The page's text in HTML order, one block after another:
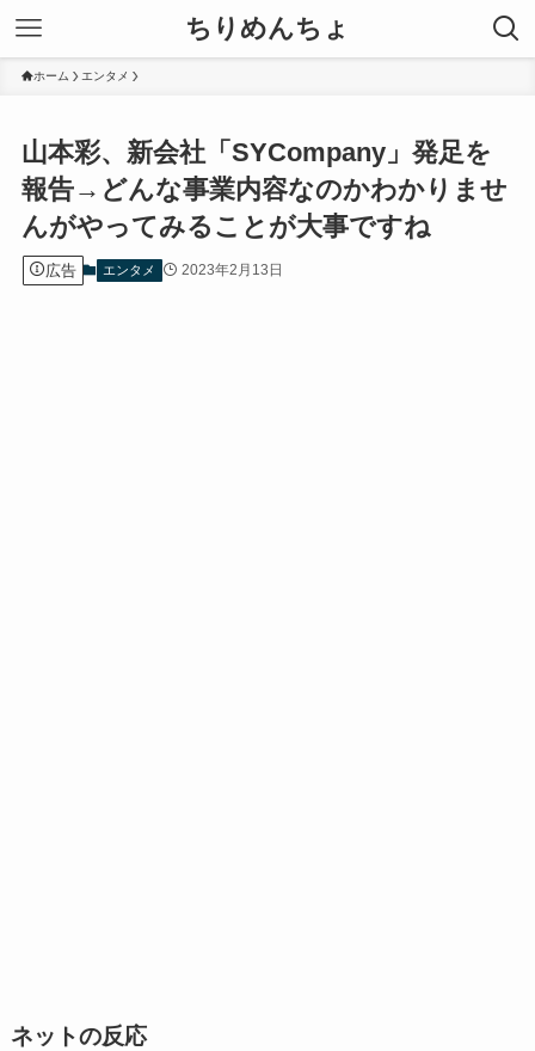
ちりめんちょ
ホーム エンタメ
山本彩、新会社「SYCompany」発足を
報告→どんな事業内容なのかわかりませ
んがやってみることが大事ですね
広告 エンタメ 2023年2月13日
ネットの反応